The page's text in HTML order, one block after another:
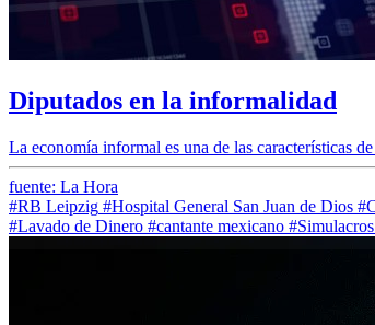
Diputados en la informalidad
La economía informal es una de las características
fuente: La Hora
#RB Leipzig #Hospital General San Juan de Dios
#Lavado de Dinero #cantante mexicano #Simulacros